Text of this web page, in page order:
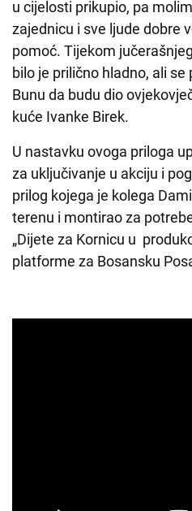
u cijelosti prikupio, pa
zajednicu i sve ljude dobre
pomoć. Tijekom
bilo je prilično hladno, ali
Bunu da budu dio
kuće Ivanke Birek.
U nastavku ovoga priloga
za uključivanje u akciju i
prilog kojega je kolega
terenu i montirao za
„Dijete za Kornicu u
platforme za Bosansku